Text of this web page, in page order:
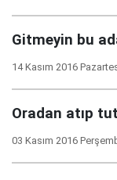
Gitmeyin bu
14 Kasım 2016
Oradan atıp
03 Kasım 2016